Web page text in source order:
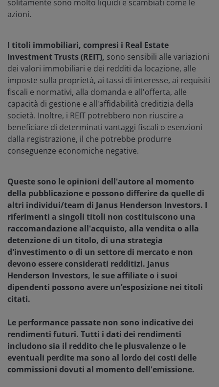
solitamente sono molto liquidi e scambiati come le
azioni.
I titoli immobiliari, compresi i Real Estate
Investment Trusts (REIT), sono sensibili alle variazioni
dei valori immobiliari e dei redditi da locazione, alle
imposte sulla proprietà, ai tassi di interesse, ai requisiti
fiscali e normativi, alla domanda e all'offerta, alle
capacità di gestione e all'affidabilità creditizia della
società. Inoltre, i REIT potrebbero non riuscire a
beneficiare di determinati vantaggi fiscali o esenzioni
dalla registrazione, il che potrebbe produrre
conseguenze economiche negative.
Queste sono le opinioni dell'autore al momento
della pubblicazione e possono differire da quelle di
altri individui/team di Janus Henderson Investors. I
riferimenti a singoli titoli non costituiscono una
raccomandazione all'acquisto, alla vendita o alla
detenzione di un titolo, di una strategia
d'investimento o di un settore di mercato e non
devono essere considerati redditizi. Janus
Henderson Investors, le sue affiliate o i suoi
dipendenti possono avere un’esposizione nei titoli
citati.
Le performance passate non sono indicative dei
rendimenti futuri. Tutti i dati dei rendimenti
includono sia il reddito che le plusvalenze o le
eventuali perdite ma sono al lordo dei costi delle
commissioni dovuti al momento dell'emissione.